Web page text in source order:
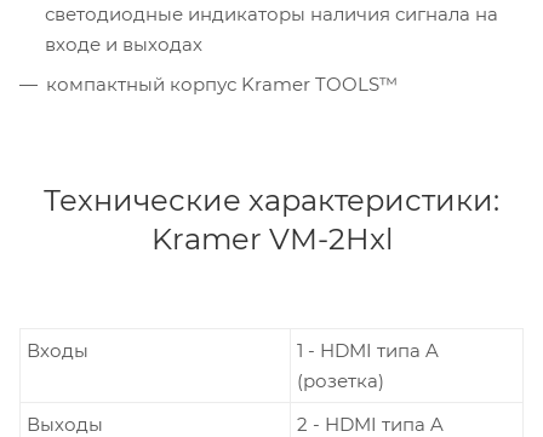
светодиодные индикаторы наличия сигнала на
входе и выходах
компактный корпус Kramer TOOLS™
Технические характеристики:
Kramer VM-2Hxl
Входы
1 - HDMI типа A
(розетка)
Выходы
2 - HDMI типа A